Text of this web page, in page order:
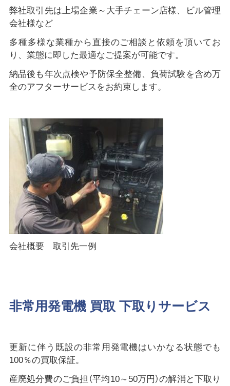
弊社取引先は上場企業～大手チェーン店様、ビル管理
会社様など
多種多様な業種から直接のご相談と依頼を頂いてお
り、業態に即した最適なご提案が可能です。
納品後も年次点検や予防保全整備、負荷試験を含め万
全のアフターサービスをお約束します。
会社概要 取引先一例
非常用発電機 買取 下取りサービス
更新に伴う既設の非常用発電機はいかなる状態でも
100％の買取保証。
産廃処分費のご負担（平均10～50万円）の解消と下取り